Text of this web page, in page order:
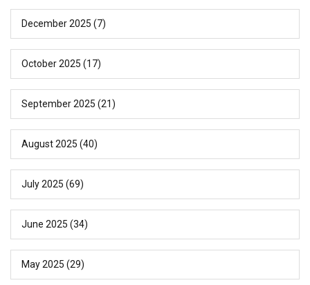
December 2025 (7)
October 2025 (17)
September 2025 (21)
August 2025 (40)
July 2025 (69)
June 2025 (34)
May 2025 (29)